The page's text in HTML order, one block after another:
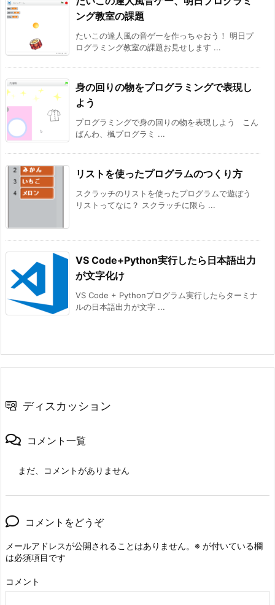
ング教室の課題
たいこの達人風の音ゲーを作っちゃおう！ 明日プ
ログラミング教室の課題お見せします ...
身の回りの物をプログラミングで表現し
よう
プログラミングで身の回りの物を表現しよう こん
ばんわ、楓プログラミ ...
リストを使ったプログラムのつくり方
スクラッチのリストを使ったプログラムで遊ぼう
リストってなに？ スクラッチに限ら ...
VS Code+Python実行したら日本語出力
が文字化け
VS Code + Pythonプログラム実行したらターミナ
ルの日本語出力が文字 ...
ディスカッション
コメント一覧
まだ、コメントがありません
コメントをどうぞ
メールアドレスが公開されることはありません。 ※ が付いている欄
は必須項目です
コメント